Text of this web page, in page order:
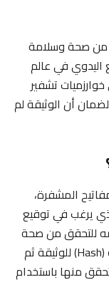
من صحة وسلامة
اليدوي في عالم
تشفير
أن الوثيقة لم
المشفرة،
يرغب في توقيع
للتحقق من صحة
التوقيع. عند التوقيع، يتم إنشاء بصمة رقمية (Hash) للوثيقة ثم
منها باستخدام